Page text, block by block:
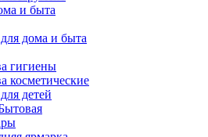
и быта
дома и быта
гигиены
косметические
детей